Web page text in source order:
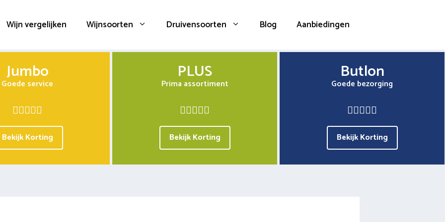
Wijn vergelijken Wijnsoorten Druivensoorten Blog Aanbiedingen
Jumbo
Goede service
Bekijk Korting
PLUS
Prima assortiment
Bekijk Korting
Butlon
Goede bezorging
Bekijk Korting